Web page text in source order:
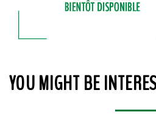
YOU MIGHT BE